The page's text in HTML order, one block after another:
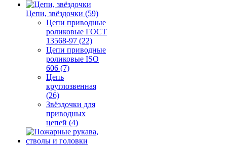
Цепи, звёздочки (59)
Цепи приводные
роликовые ГОСТ
13568-97 (22)
Цепи приводные
роликовые ISO
606 (7)
Цепь
круглозвенная
(26)
Звёздочки для
приводных
цепей (4)